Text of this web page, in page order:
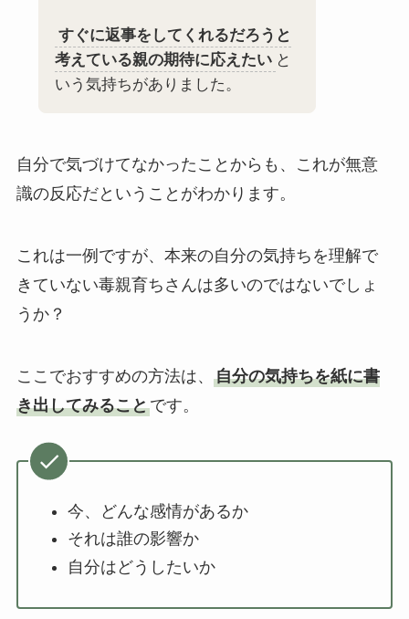
すぐに返事をしてくれるだろうと
考えている親の期待に応えたい と
いう気持ちがありました。
自分で気づけてなかったことからも、これが無意
識の反応だということがわかります。
これは一例ですが、本来の自分の気持ちを理解で
きていない毒親育ちさんは多いのではないでしょ
うか？
ここでおすすめの方法は、 自分の気持ちを紙に書
き出してみることです。
今、どんな感情があるか
それは誰の影響か
自分はどうしたいか